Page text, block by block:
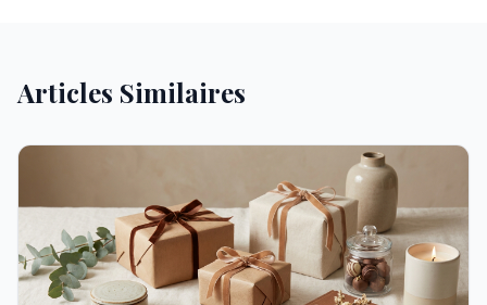
Articles Similaires